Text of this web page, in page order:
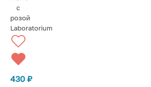
с
розой
Laboratorium
430 ₽